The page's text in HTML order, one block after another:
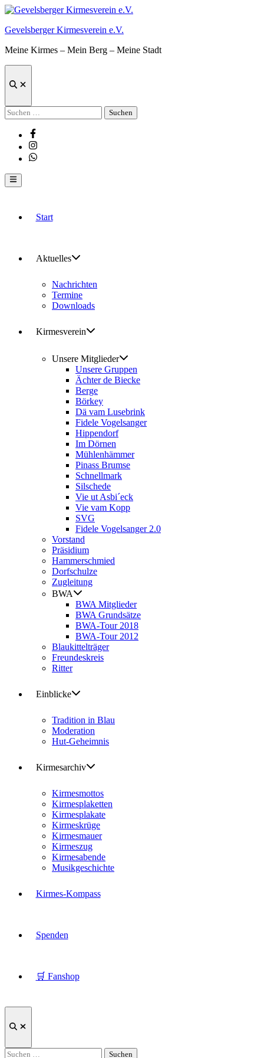
Zum
springen
Gevelsberger Kirmesverein e.V.
Meine Kirmes – Mein Berg – Meine Stadt
Suche
Suchen
nach:
Facebook
Instagram
Whatsapp
Hauptmenü
Start
Aktuelles
Nachrichten
Termine
Downloads
Kirmesverein
Unsere Mitglieder
Unsere Gruppen
Ächter de Biecke
Berge
Börkey
Dä vam Lusebrink
Fidele Vogelsanger
Hippendorf
Im Dörnen
Mühlenhämmer
Pinass Brumse
Schnellmark
Silschede
Vie ut Asbi´eck
Vie vam Kopp
SVG
Fidele Vogelsanger 2.0
Vorstand
Präsidium
Hammerschmied
Dorfschulze
Zugleitung
BWA
BWA Mitglieder
BWA Grundsätze
BWA-Tour 2018
BWA-Tour 2012
Blaukittelträger
Freundeskreis
Ritter
Einblicke
Tradition in Blau
Moderation
Hut-Geheimnis
Kirmesarchiv
Kirmesmottos
Kirmesplaketten
Kirmesplakate
Kirmeskrüge
Kirmesmauer
Kirmeszug
Kirmesabende
Musikgeschichte
Kirmes-Kompass
Spenden
🛒 Fanshop
Suche
Suchen